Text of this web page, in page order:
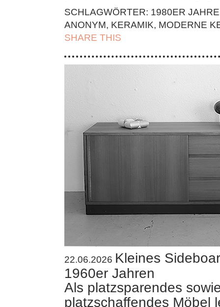
SCHLAGWÖRTER: 1980ER JAHRE
ANONYM, KERAMIK, MODERNE
SHARE THIS
22.06.2026 Kleines
1960er Jahren
Als platzsparendes
platzschaffendes Möbel